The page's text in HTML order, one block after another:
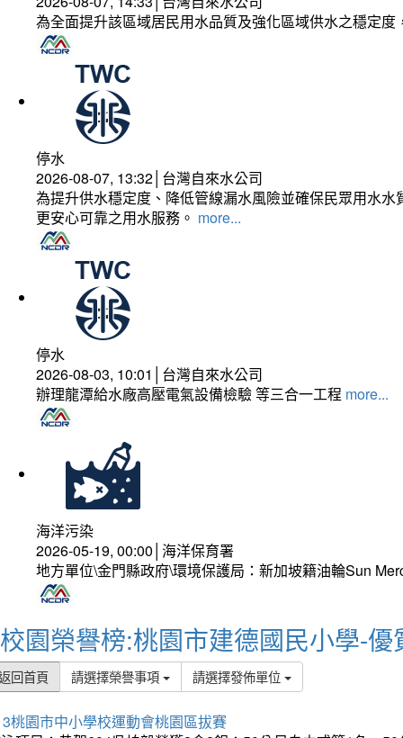
為全面提升該區域居民用水品質及強化區域供水之穩定
停水
2026-08-07, 13:32│台灣自來水公司
為提升供水穩定度、降低管線漏水風險並確保民眾用水
更安心可靠之用水服務。 more...
停水
2026-08-03, 10:01│台灣自來水公司
辦理龍潭給水廠高壓電氣設備檢驗 等三合一工程 more...
海洋污染
2026-05-19, 00:00│海洋保育署
地方單位\金門縣政府\環境保護局：新加坡籍油輪Sun
校園榮譽榜:桃園市建德國民小學-優
回首頁 請選擇榮譽事項 請選擇發佈單位
桃園市中小學校運動會桃園區拔賽